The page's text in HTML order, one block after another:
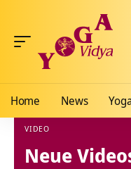
Home News
Yoga Vidya Blog - Yoga,
VIDEO
Neue